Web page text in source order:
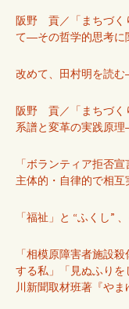
阪野 貢／「まちづく
て―その哲学的思考
改めて、田村明を読
阪野 貢／「まちづく
系譜と変革の実践原
「ボランティア拒否
主体的・自律的で相
「福祉」と “ふくし”
「相模原障害者施設
する私」「見ぬふり
川新聞取材班著『や